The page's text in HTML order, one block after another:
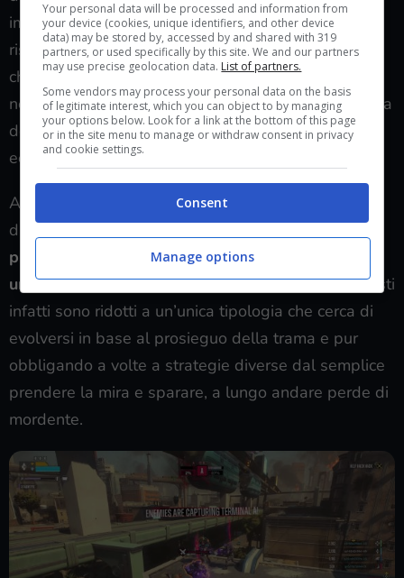
importanza, in termini di abilità da apprendere,
risulterà pressoché ininfluente, bottino di vario tipo
che vi ritroverete a scartare per la quasi totalità
nell’attimo in cui otterrete la prima arma leggendaria
del gioco (molto presto) e un loop di gioco
eccessivamente ripetitivo.
A mano a mano che proseguirete si sbloccheranno
diverse tipologie di incarico manon passerà molto
prima che inizino a diventare ridondante, sia per
una questione di obiettivi sia di nemici in sé: questi
infatti sono ridotti a un’unica tipologia che cerca di
evolversi in base al prosieguo della trama e pur
obbligando a volte a strategie diverse dal semplice
prendere la mira e sparare, a lungo andare perde di
mordente.
Your personal data will be processed and information from
your device (cookies, unique identifiers, and other device
data) may be stored by, accessed by and shared with 319
partners, or used specifically by this site. We and our partners
may use precise geolocation data. List of partners.
Some vendors may process your personal data on the basis
of legitimate interest, which you can object to by managing
your options below. Look for a link at the bottom of this page
or in the site menu to manage or withdraw consent in privacy
and cookie settings.
Consent
Manage options